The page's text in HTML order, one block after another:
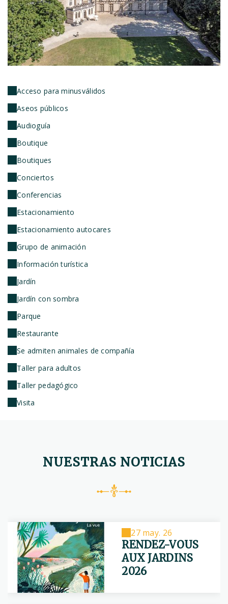
Acceso para minusválidos
Aseos públicos
Audioguía
Boutique
Boutiques
Conciertos
Conferencias
Estacionamiento
Estacionamiento autocares
Grupo de animación
Información turística
Jardín
Jardín con sombra
Parque
Restaurante
Se admiten animales de compañía
Taller para adultos
Taller pedagógico
Visita
NUESTRAS NOTICIAS
27 may. 26
RENDEZ-VOUS
AUX JARDINS
2026